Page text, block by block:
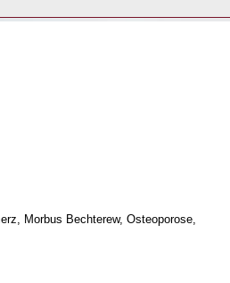
Morbus Bechterew, Osteoporose,